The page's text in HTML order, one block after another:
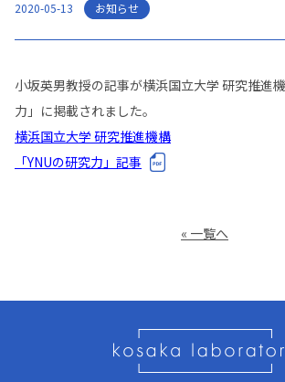
2020-05-13 お知らせ
小坂英男教授の記事が横浜国立大学 研究推進
力」に掲載されました。
横浜国立大学 研究推進機構
「YNUの研究力」記事
« 一覧へ